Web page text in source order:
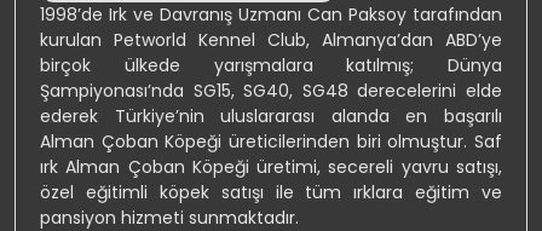
1998’de Irk ve Davranış Uzmanı Can Paksoy tarafından
kurulan Petworld Kennel Club, Almanya’dan ABD’ye
birçok ülkede yarışmalara katılmış; Dünya
Şampiyonası’nda SG15, SG40, SG48 derecelerini elde
ederek Türkiye’nin uluslararası alanda en başarılı
Alman Çoban Köpeği üreticilerinden biri olmuştur. Saf
ırk Alman Çoban Köpeği üretimi, secereli yavru satışı,
özel eğitimli köpek satışı ile tüm ırklara eğitim ve
pansiyon hizmeti sunmaktadır.